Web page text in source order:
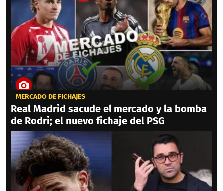
MERCADO DE FICHAJES
Real Madrid sacude el mercado y la bomba
de Rodri; el nuevo fichaje del PSG